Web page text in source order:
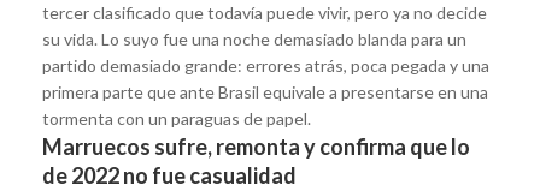
tercer clasificado que todavía puede vivir, pero ya no decide
su vida. Lo suyo fue una noche demasiado blanda para un
partido demasiado grande: errores atrás, poca pegada y una
primera parte que ante Brasil equivale a presentarse en una
tormenta con un paraguas de papel.
Marruecos sufre, remonta y confirma que lo
de 2022 no fue casualidad